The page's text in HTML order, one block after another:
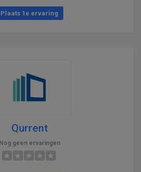
Plaats 1e ervaring
Qurrent
Nog geen ervaringen